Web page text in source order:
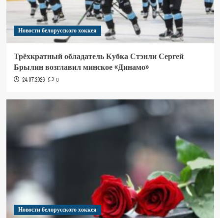
Новости белорусского хоккея
Трёхкратный обладатель Кубка Стэнли Сергей
Брылин возглавил минское «Динамо»
24.07.2026 0
Новости белорусского хоккея